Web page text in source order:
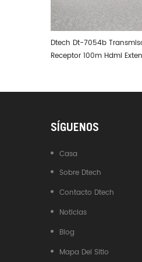
Dtech Dt-7054b
Receptor 100m Hdmi
SÍGUENOS
Casa
Sobre Dtech
Contacto Dtech
Noticias
Blog
Mapa Del Sitio